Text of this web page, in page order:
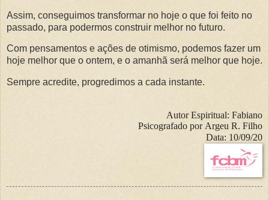
Assim, conseguimos transformar no hoje o que foi feito no
passado, para podermos construir melhor no futuro.
Com pensamentos e ações de otimismo, podemos fazer um
hoje melhor que o ontem, e o amanhã será melhor que hoje.
Sempre acredite, progredimos a cada instante.
Autor Espiritual: Fabiano
Psicografado por Argeu R. Filho
Data: 10/09/20